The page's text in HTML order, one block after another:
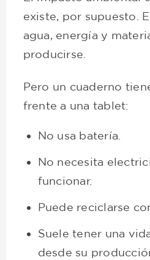
existe, por supuesto.
agua, energía y
producirse.
Pero un cuaderno
frente a una tablet:
No usa batería.
No necesita
funcionar.
Puede reciclarse
Suele tener una
desde su